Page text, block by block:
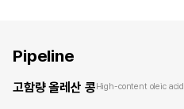
Pipeline
고함량 올레산 콩 High-content oleic